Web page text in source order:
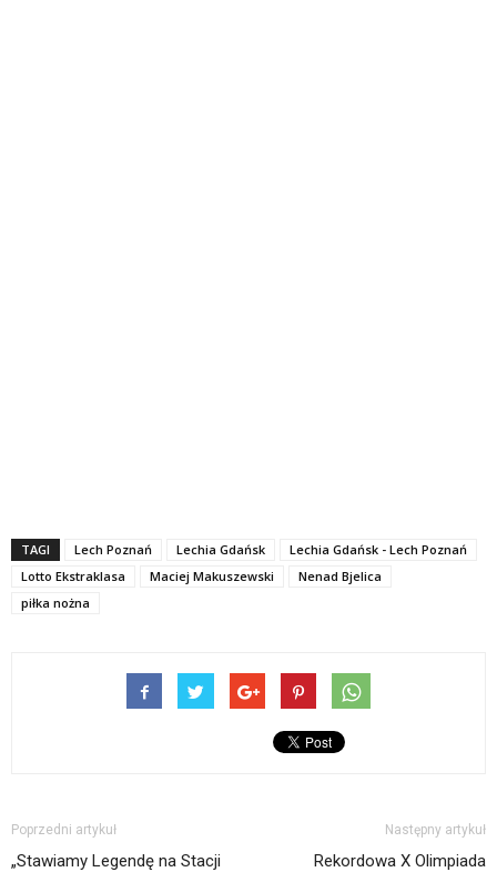
TAGI Lech Poznań Lechia Gdańsk
Lechia Gdańsk - Lech Poznań
Lotto Ekstraklasa
Maciej Makuszewski
Nenad Bjelica
piłka nożna
Poprzedni artykuł
„Stawiamy Legendę na Stacji
Następny artykuł
Rekordowa X Olimpiada